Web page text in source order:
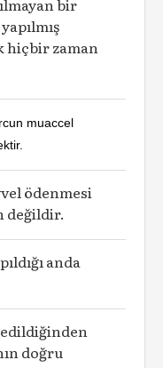
bir
hiçbir zaman
muaccel
ödenmesi
değildir.
anda
doğru